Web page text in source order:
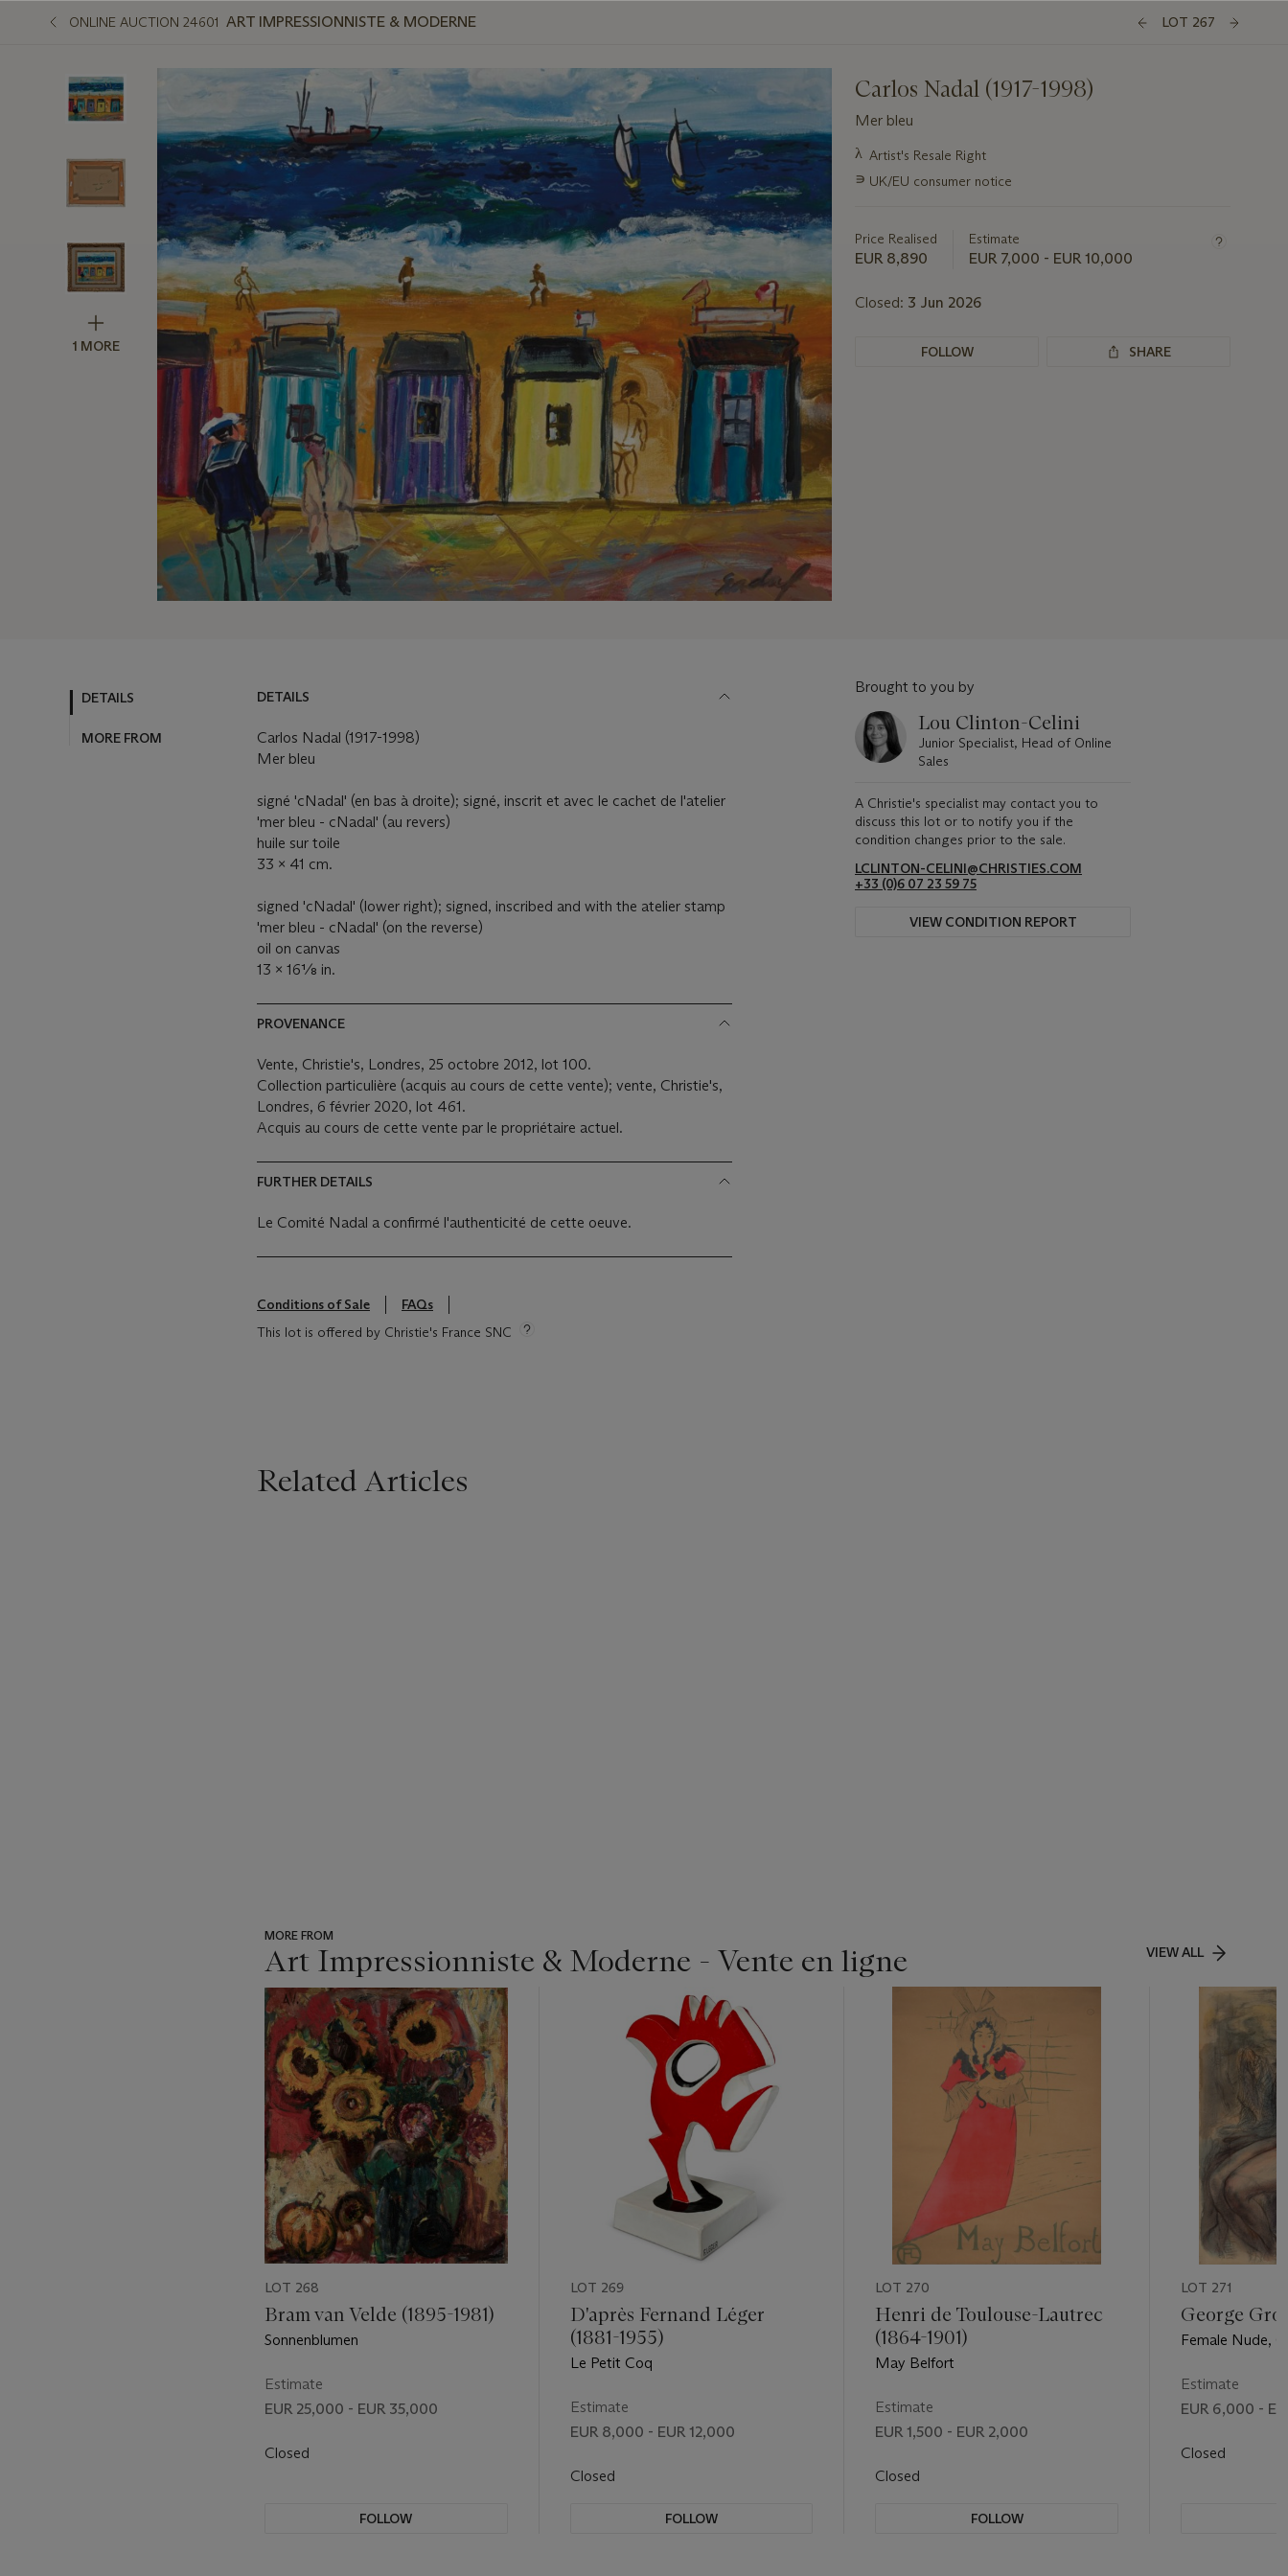
ONLINE AUCTION 24601 ART IMPRESSIONNISTE & MODERNE LOT 267
1 MORE
Carlos Nadal (1917-1998)
Mer bleu
Important
about
λ Artist's Resale Right
∍ UK/EU consumer notice
Price Realised
EUR 8,890
Estimate
EUR 7,000 - EUR 10,000
Closed: 3 Jun 2026
FOLLOW SHARE
DETAILS
MORE FROM
DETAILS
Carlos Nadal (1917-1998)
Mer bleu
signé 'cNadal' (en bas à droite); signé, inscrit et avec le cachet de l'atelier
'mer bleu - cNadal' (au revers)
huile sur toile
33 x 41 cm.
signed 'cNadal' (lower right); signed, inscribed and with the atelier stamp
'mer bleu - cNadal' (on the reverse)
oil on canvas
13 x 16⅛ in.
PROVENANCE
Vente, Christie's, Londres, 25 octobre 2012, lot 100.
Collection particulière (acquis au cours de cette vente); vente, Christie's,
Londres, 6 février 2020, lot 461.
Acquis au cours de cette vente par le propriétaire actuel.
FURTHER DETAILS
Le Comité Nadal a confirmé l'authenticité de cette oeuve.
Conditions of Sale
FAQs
This lot is offered by Christie's France SNC
Brought to you by
Lou Clinton-Celini
Junior Specialist, Head of Online
Sales
A Christie's specialist may contact you to
discuss this lot or to notify you if the
condition changes prior to the sale.
LCLINTON-CELINI@CHRISTIES.COM
+33 ‌(0)6 07 23 59 75
VIEW CONDITION REPORT
Related Articles
MORE FROM
Art Impressionniste & Moderne - Vente en ligne VIEW ALL
???
-
item_current_of_total_txt
LOT 268
Bram van Velde (1895-1981)
Sonnenblumen
Estimate
EUR 25,000 - EUR 35,000
Closed
FOLLOW
LOT 269
D'après Fernand Léger
(1881-1955)
Le Petit Coq
Estimate
EUR 8,000 - EUR 12,000
Closed
FOLLOW
LOT 270
Henri de Toulouse-Lautrec
(1864-1901)
May Belfort
Estimate
EUR 1,500 - EUR 2,000
Closed
FOLLOW
LOT 271
George
Female Nude,
Estimate
EUR 6,000 -
Closed